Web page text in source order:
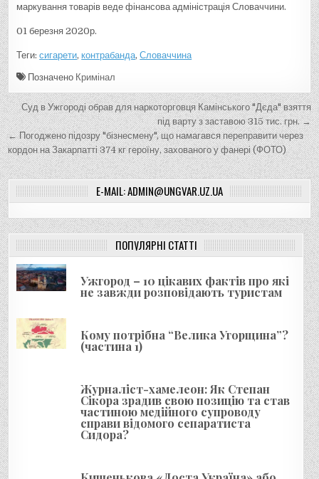
маркування товарів веде фінансова адміністрація Словаччини.
01 березня 2020р.
Теги:сигарети,контрабанда,Словаччина
Позначено Кримінал
Н
а
в
і
г
а
ц
і
я
з
а
п
и
с
і
в
Суд в Ужгороді обрав для наркоторговця Камінського "Дєда" взяття
під варту з заставою 315 тис. грн. →
← Погоджено підозру "бізнесмену", що намагався переправити через
кордон на Закарпатті 374 кг героїну, захованого у фанері (ФОТО)
E-MAIL: ADMIN@UNGVAR.UZ.UA
ПОПУЛЯРНІ СТАТТІ
Ужгород – 10 цікавих фактів про які
не завжди розповідають туристам
Кому потрібна “Велика Угорщина”?
(частина 1)
Журналіст-хамелеон: Як Степан
Сікора зрадив свою позицію та став
частиною медійного супроводу
справи відомого сепаратиста
Сидора?